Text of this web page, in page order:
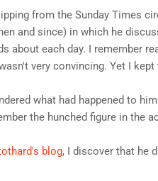
from the Sunday Times
and since) in which he
about each day. I remember
very convincing. Yet I kept
what had happened to
the hunched figure in the
blog, I discover that he